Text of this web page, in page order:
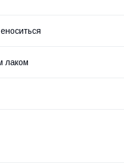
лаком